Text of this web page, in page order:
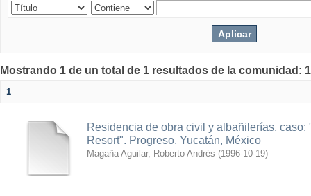
Mostrando 1 de un total de 1 resultados de la comunidad:
1
Residencia de obra civil y albañilerías, caso:
Resort". Progreso, Yucatán, México
Magaña Aguilar, Roberto Andrés (1996-10-19)